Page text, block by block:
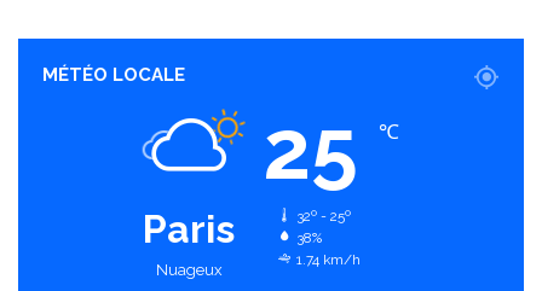
MÉTÉO LOCALE
Paris
Nuageux
25 ℃
32º - 25º
38%
1.74 km/h